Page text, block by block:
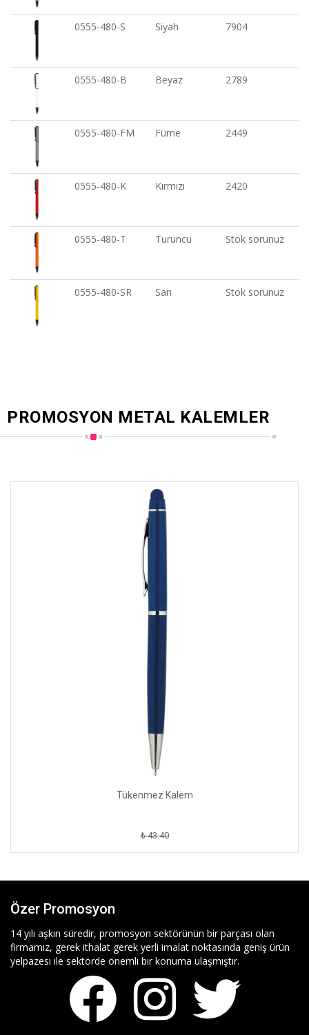
0555-480-S Siyah 7904
0555-480-B Beyaz 2789
0555-480-FM Füme 2449
0555-480-K Kırmızı 2420
0555-480-T Turuncu Stok sorunuz
0555-480-SR Sarı Stok sorunuz
PROMOSYON METAL KALEMLER
Tükenmez Kalem
₺ 43.40
Özer Promosyon
14 yılı aşkın süredir, promosyon sektörünün bir parçası olan
firmamız, gerek ithalat gerek yerli imalat noktasında geniş ürün
yelpazesi ile sektörde önemli bir konuma ulaşmıştır.